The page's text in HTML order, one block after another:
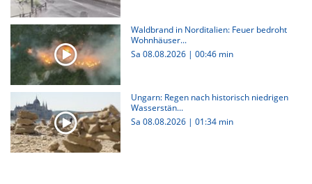
Waldbrand in Norditalien: Feuer bedroht
Wohnhäuser...
Sa 08.08.2026 | 00:46 min
Ungarn: Regen nach historisch niedrigen
Wasserstän...
Sa 08.08.2026 | 01:34 min